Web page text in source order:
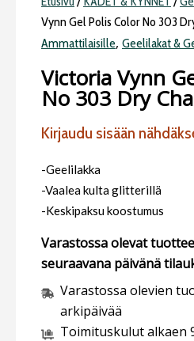
Vynn Gel Polis Color No 303
Ammattilaisille, Geelilakat &
Victoria Vynn
No 303 Dry
Kirjaudu sisään
-Geelilakka
-Vaalea kulta glitterillä
-Keskipaksu koostumus
Varastossa olevat
seuraavana päivänä
Varastossa olevien
arkipäivää
Toimituskulut alkaen